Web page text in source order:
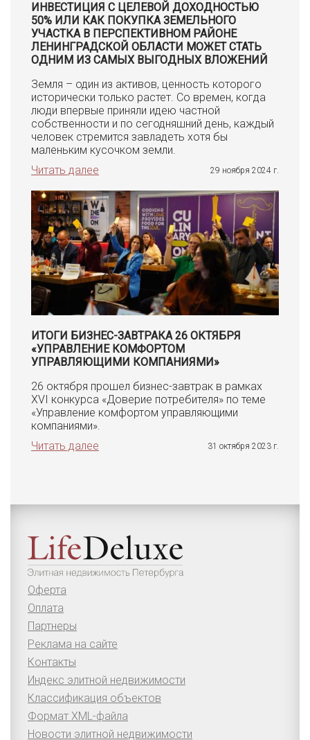
ИНВЕСТИЦИЯ С ЦЕЛЕВОЙ ДОХОДНОСТЬЮ
50% ИЛИ КАК ПОКУПКА ЗЕМЕЛЬНОГО
УЧАСТКА В ПЕРСПЕКТИВНОМ РАЙОНЕ
ЛЕНИНГРАДСКОЙ ОБЛАСТИ МОЖЕТ СТАТЬ
ОДНИМ ИЗ САМЫХ ВЫГОДНЫХ ВЛОЖЕНИЙ
Земля – один из активов, ценность которого
исторически только растет. Со времен, когда
люди впервые приняли идею частной
собственности и по сегодняшний день, каждый
человек стремится завладеть хотя бы
маленьким кусочком земли.
Читать далее
29 ноября 2024 г.
ИТОГИ БИЗНЕС-ЗАВТРАКА 26 ОКТЯБРЯ
«УПРАВЛЕНИЕ КОМФОРТОМ
УПРАВЛЯЮЩИМИ КОМПАНИЯМИ»
26 октября прошел бизнес-завтрак в рамках
XVI конкурса «Доверие потребителя» по теме
«Управление комфортом управляющими
компаниями».
Читать далее
31 октября 2023 г.
Оферта
Оплата
Партнеры
Реклама на сайте
Контакты
Индекс элитной недвижимости
Классификация объектов
Формат XML-файла
Новости элитной недвижимости